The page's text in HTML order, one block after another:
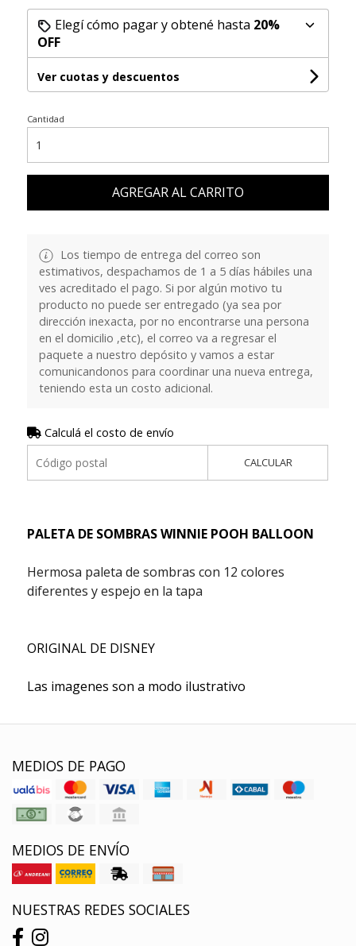
Elegí cómo pagar y obtené hasta 20%
OFF
Ver cuotas y descuentos
Cantidad
AGREGAR AL CARRITO
Los tiempo de entrega del correo son
estimativos, despachamos de 1 a 5 días hábiles una
ves acreditado el pago. Si por algún motivo tu
producto no puede ser entregado (ya sea por
dirección inexacta, por no encontrarse una persona
en el domicilio ,etc), el correo va a regresar el
paquete a nuestro depósito y vamos a estar
comunicandonos para coordinar una nueva entrega,
teniendo esta un costo adicional.
Calculá el costo de envío
CALCULAR
PALETA DE SOMBRAS WINNIE POOH BALLOON
Hermosa paleta de sombras con 12 colores
diferentes y espejo en la tapa
ORIGINAL DE DISNEY
Las imagenes son a modo ilustrativo
MEDIOS DE PAGO
MEDIOS DE ENVÍO
NUESTRAS REDES SOCIALES